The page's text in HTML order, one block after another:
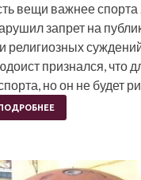
вещи важнее спорта
запрет на
религиозных
признался, что
но он не будет
ПОДРОБНЕЕ